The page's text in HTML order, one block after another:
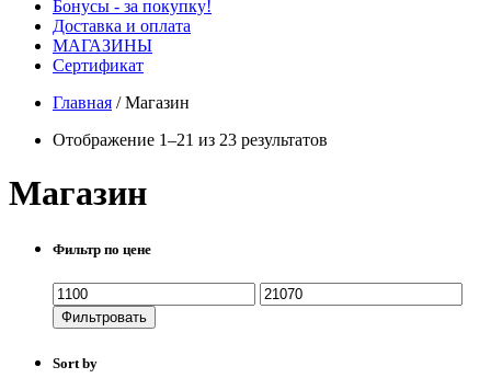
Бонусы - за покупку!
Доставка и оплата
МАГАЗИНЫ
Cертификат
Главная /Магазин
Отображение 1–21 из 23 результатов
Магазин
Фильтр по цене
Фильтровать
Sort by